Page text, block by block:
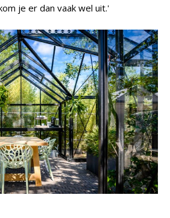
je er dan vaak wel uit.'